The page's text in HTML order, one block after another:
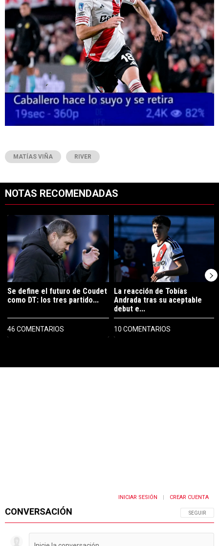
MATÍAS VIÑA RIVER
NOTAS RECOMENDADAS
Un artículo de tendencia con el título "Se define el futuro de
Se define el futuro de Coudet
como DT: los tres partido...
46 COMENTARIOS
Un artículo de tendencia con el
La reacción de Tobías
Andrada tras su aceptable
debut e...
10 COMENTARIOS
CONVERSACIÓN SIGA ESTA
SEGUIR
INICIAR SESIÓN CREAR CUENTA